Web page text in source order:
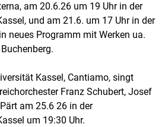
am 20.6.26 um 19 Uhr in der
und am 21.6. um 17 Uhr in der
neues Programm mit Werken ua.
Kassel, Cantiamo, singt
Franz Schubert, Josef
am 25.6 26 in der
um 19:30 Uhr.